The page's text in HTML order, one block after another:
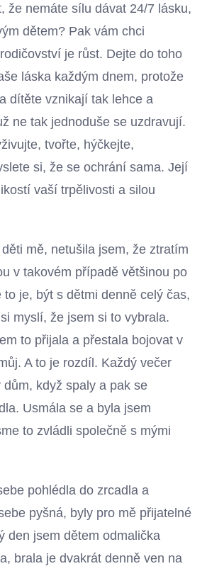
že nemáte sílu dávat 24/7 lásku,
dětem? Pak vám chci
je růst. Dejte do toho
láska každým dnem, protože
dítěte vznikají tak lehce a
ne tak jednoduše se uzdravují.
tvořte, hýčkejte,
si, že se ochrání sama. Její
vaší trpělivosti a silou
mě, netušila jsem, že ztratím
v takovém případě většinou po
to je, být s dětmi denně celý čas,
myslí, že jsem si to vybrala.
to přijala a přestala bojovat v
A to je rozdíl. Každý večer
dům, když spaly a pak se
Usmála se a byla jsem
to zvládli společně s mými
pohlédla do zrcadla a
pyšná, byly pro mě přijatelné
den jsem dětem odmalička
brala je dvakrát denně ven na